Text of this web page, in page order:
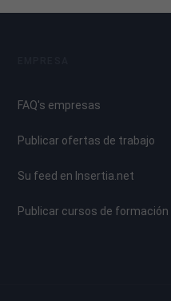
FAQ's empresas
Publicar ofertas de trabajo
Su feed en Insertia.net
Publicar cursos de formación